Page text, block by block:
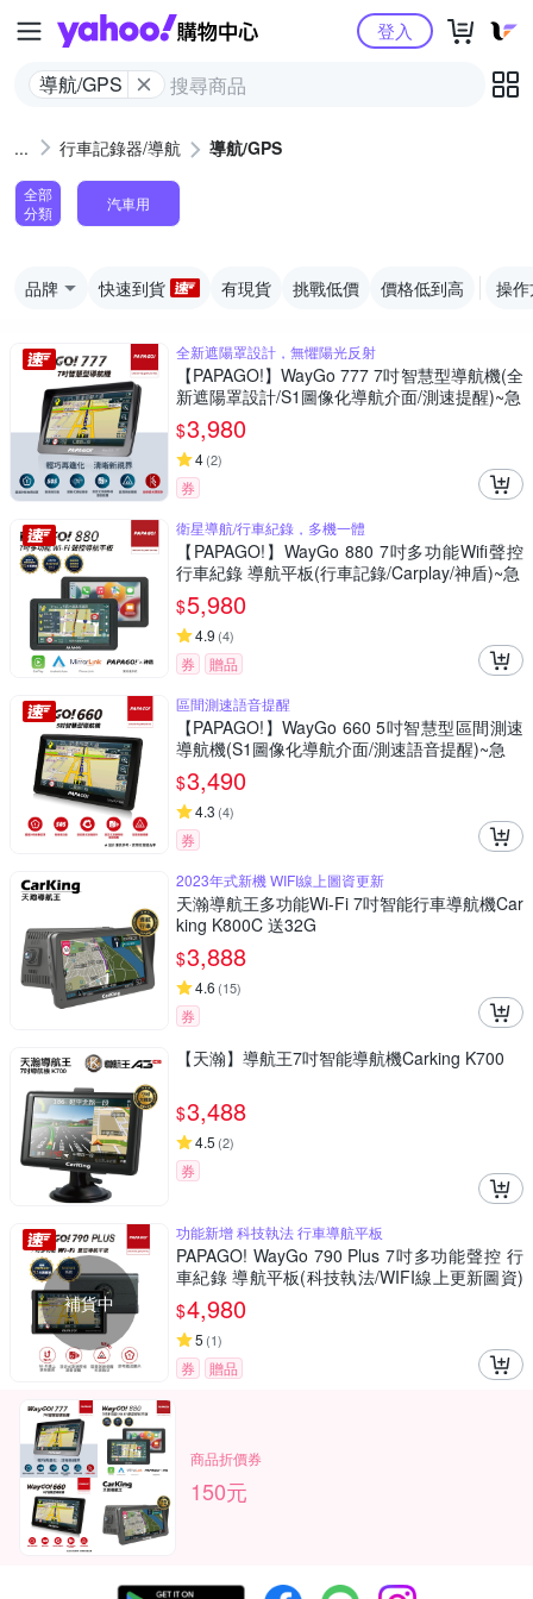
Yahoo購物中心
導航/GPS
登入
行車記錄器/導航 導航/GPS
全部
分類
汽車用
品牌 快速到貨 有現貨 挑戰低價 價格低到高 操
全新遮陽罩設計，無懼陽光反射
【PAPAGO!】WayGo 777 7吋智慧型導航機(全
新遮陽罩設計/S1圖像化導航介面/測速提醒)~急
$3,980
4(2)
券
衛星導航/行車紀錄，多機一體
【PAPAGO!】WayGo 880 7吋多功能Wifi聲控
行車紀錄 導航平板(行車記錄/Carplay/神盾)~急
$5,980
4.9 (4)
券
贈品
區間測速語音提醒
【PAPAGO!】WayGo 660 5吋智慧型區間測速
導航機(S1圖像化導航介面/測速語音提醒)~急
$3,490
4.3 (4)
券
2023年式新機 WIFI線上圖資更新
天瀚導航王多功能Wi-Fi 7吋智能行車導航機Car
king K800C 送32G
$3,888
4.6 (15)
券
【天瀚】導航王7吋智能導航機Carking K700
$3,488
4.5 (2)
券
補貨中
功能新增 科技執法 行車導航平板
PAPAGO! WayGo 790 Plus 7吋多功能聲控 行
車紀錄 導航平板(科技執法/WIFI線上更新圖資)
~急
$4,980
5 (1)
券 贈品
商品折價券
150元